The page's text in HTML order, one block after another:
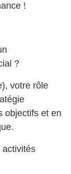
!
?
votre rôle
objectifs et en
activités